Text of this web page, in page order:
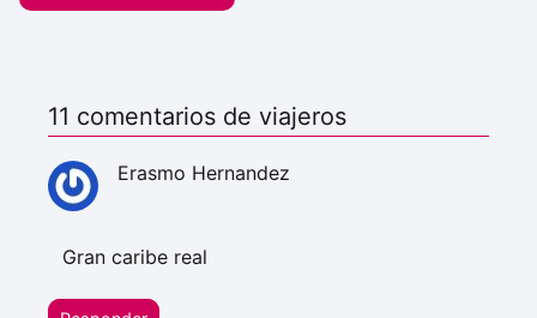
11 comentarios de viajeros
Erasmo Hernandez
Gran caribe real